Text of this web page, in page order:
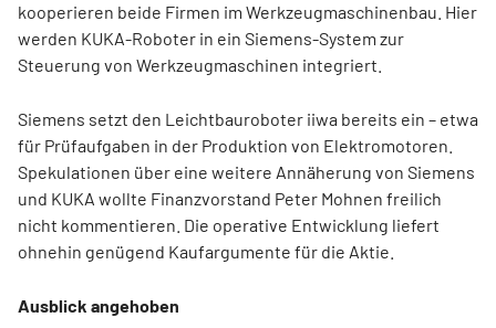
kooperieren beide Firmen im Werkzeugmaschinenbau. Hier
werden KUKA-Roboter in ein Siemens-System zur
Steuerung von Werkzeugmaschinen integriert.
Siemens setzt den Leichtbauroboter iiwa bereits ein – etwa
für Prüfaufgaben in der Produktion von Elektromotoren.
Spekulationen über eine weitere Annäherung von Siemens
und KUKA wollte Finanzvorstand Peter Mohnen freilich
nicht kommentieren. Die operative Entwicklung liefert
ohnehin genügend Kaufargumente für die Aktie.
Ausblick angehoben